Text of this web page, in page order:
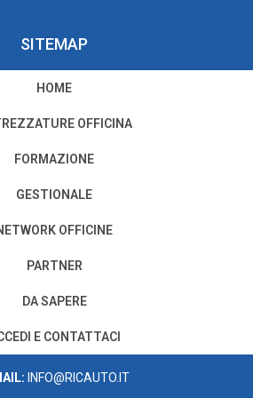
SITEMAP
HOME
OFFICINA
FORMAZIONE
GESTIONALE
OFFICINE
PARTNER
DA SAPERE
E CONTATTACI
E COOKIE POLICY
Cookie Policy
nostro Codice Etico
O CANCELLAZIONI
PRIVACY@AUTODISITALIA.IT
CONTATTACI
INFO@RICAUTO.IT